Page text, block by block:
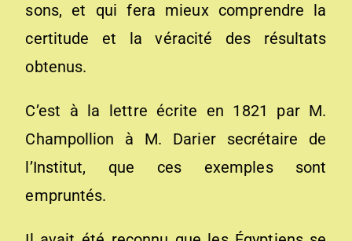
sons, et qui fera mieux comprendre la
certitude et la véracité des résultats
obtenus.
C’est à la lettre écrite en 1821 par M.
Champollion à M. Darier secrétaire de
l’Institut, que ces exemples sont
empruntés.